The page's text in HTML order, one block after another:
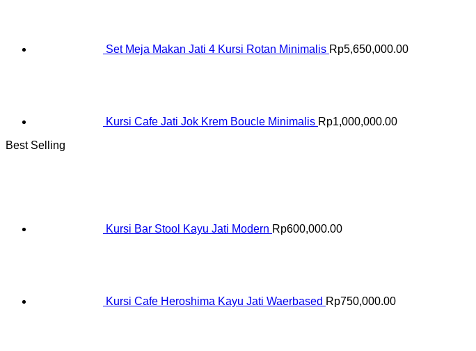
Set Meja Makan Jati 4 Kursi Rotan Minimalis Rp5,650,000.00
Kursi Cafe Jati Jok Krem Boucle Minimalis Rp1,000,000.00
Best Selling
Kursi Bar Stool Kayu Jati Modern Rp600,000.00
Kursi Cafe Heroshima Kayu Jati Waerbased Rp750,000.00